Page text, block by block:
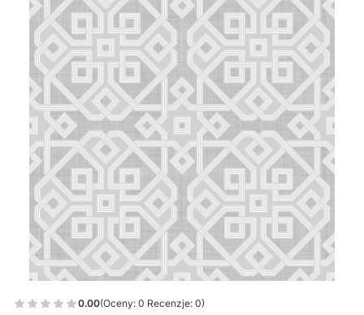
0.00(Oceny: 0 Recenzje: 0)